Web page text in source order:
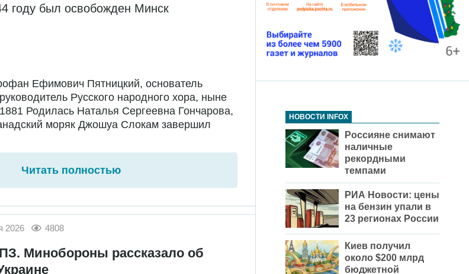
году был освобожден Минск
Ефимович Пятницкий, основатель
Русского народного хора, ныне
Родилась Наталья Сергеевна Гончарова,
моряк Джошуа Слокам завершил
Читать полностью
2026 4808
Минобороны рассказало об
НОВОСТИ INFOX
Россияне снимают
наличные
рекордными
темпами
РИА Новости: цены
на бензин упали в
23 регионах России
Киев получил
около $200 млрд
бюджетной